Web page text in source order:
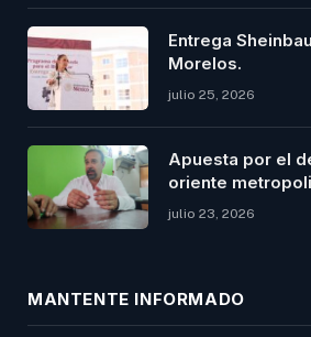
Entrega
Morelos.
julio 25, 2026
Apuesta por el
oriente
julio 23, 2026
MANTENTE INFORMADO